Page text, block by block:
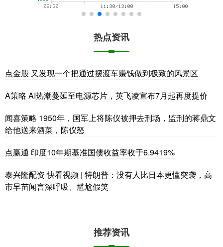
热点资讯
点金股 又发现一个把通过摆渡车赚钱做到极致的风景区
A策略 AI热潮蔓延至电源芯片，英飞凌宣布7月起再度提价
闻喜策略 1950年，国军上将陈仪被押去刑场，监刑的蒋鼎文
给他送来酒菜，陈仪怒
点赢通 印度10年期基准国债收益率收于6.9419%
泰兴隆配资 快看视频 | 特朗普：没有人比日本更懂突袭，高
市早苗闻言深呼吸、尴尬假笑
推荐资讯